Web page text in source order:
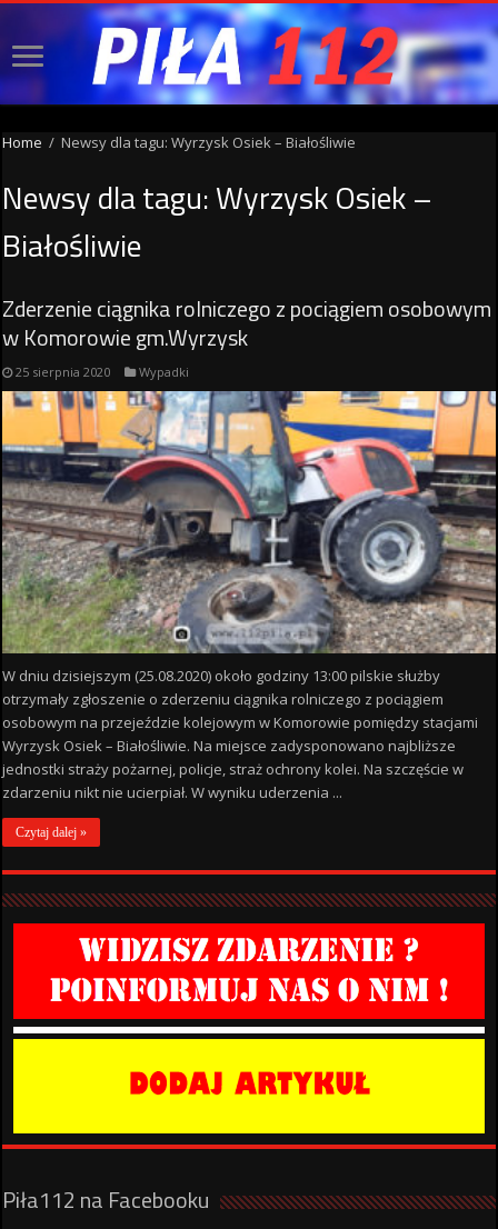
Home / Newsy dla tagu: Wyrzysk Osiek – Białośliwie
Newsy dla tagu:Wyrzysk Osiek –
Białośliwie
Zderzenie ciągnika rolniczego z pociągiem osobowym
w Komorowie gm.Wyrzysk
25 sierpnia 2020 Wypadki
W dniu dzisiejszym (25.08.2020) około godziny 13:00 pilskie służby
otrzymały zgłoszenie o zderzeniu ciągnika rolniczego z pociągiem
osobowym na przejeździe kolejowym w Komorowie pomiędzy stacjami
Wyrzysk Osiek – Białośliwie. Na miejsce zadysponowano najbliższe
jednostki straży pożarnej, policje, straż ochrony kolei. Na szczęście w
zdarzeniu nikt nie ucierpiał. W wyniku uderzenia ...
Czytaj dalej »
Piła112 na Facebooku